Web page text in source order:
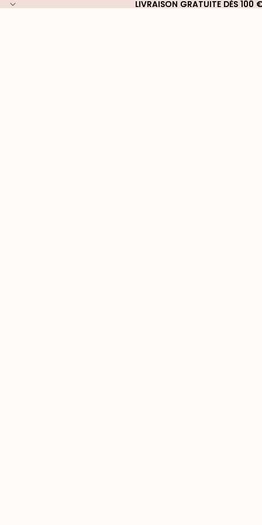
LIVRAISON GRATUITE DÈS 100
LIVRAISON GRATUITE DÈS 100